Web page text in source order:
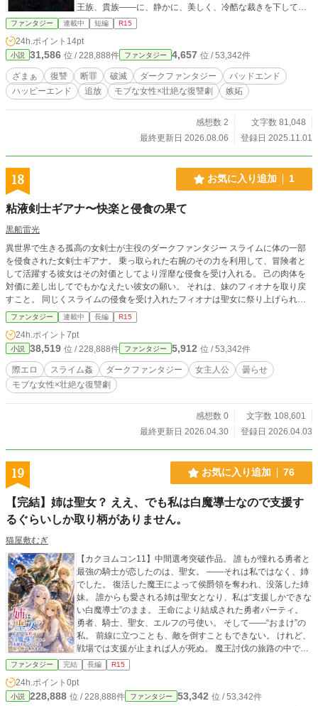
王族、貴族――に、静かに、美しく、冷酷な裁きを下してい
く。 これは、冤罪や迫害により追い詰められた弱者を守り、
誇り高く王都を裂く断罪の物語。 ＊お読みくださりありがと
うございます。 ブクマや評価くださった方、大変励みになり
ます。ありがとうございますm(_ _)m
ファンタジー 連載中 短編 R15
24h.ポイント 14pt
小説 31,586 位 / 228,888件 ファンタジー 4,657 位 / 53,342件
ざまぁ 復讐 断罪 破滅 ダークファンタジー
バッドエンド
ハッピーエンド
追放 モブな女性×壮絶な復讐劇 嫉妬
感想数 2
文字数 81,048
最終更新日 2026.08.06
登録日 2025.11.01
18 お気に入り追加 1
粘液剣士ギアナ〜快楽と侵食の果て
黒船雷光
異世界で生きる孤高の女剣士が主役のダークファンタジー スライムに体の一部
を侵食された女剣士ギアナ。 乗っ取られた右腕のその力を利用して、冒険者と
して活躍する彼女はその対価としてより淫靡な侵食を受け入れる。 己の肉体を
対価に差し出してでもかなえたい彼女の願い。 それは、妹のフィオナを取り戻
すこと。 同じくスライムの侵食を受け入れたフィオナは聖女に祭り上げられ、
王都の教会に囚われてその力を王侯貴族に搾取されていた。 世界は搾取と絶望
で練り上げられた甘い糞である。 身体を差し出し、淫靡な行為に侵食されるギ
アナは願いを叶えるのか、飲み込まれて堕ちるのか……
ファンタジー 連載中 長編 R15
24h.ポイント 7pt
小説 38,519 位 / 228,888件 ファンタジー 5,912 位 / 53,342件
際エロ スライム姦 ダークファンタジー 女主人公
曇らせ
モブな女性×壮絶な復讐劇
感想数 0
文字数 108,601
最終更新日 2026.04.30
登録日 2026.04.03
19 お気に入り追加 76
【完結】姉は聖女？ ええ、でも私は白魔導士なので支援す
るぐらいしか取り柄がありません。
猫屋敷むぎ
【カクヨムコン11】中間選考突破作品。 誰もが憧れる勇者と
最強の騎士が恋したのは、聖女。 ――それは私ではなく、姉
でした。 復活した魔王によって侯爵領を奪われ、没落した姉
妹。 誰からも愛される姉は聖女となり、私は“支援しかできな
い白魔導士”のまま。 王命により結成された勇者パーティ。
勇者、騎士、聖女、エルフの弓使い。 そして――“おまけ”の
私。 前線に立つことも、敵を倒すこともできない。 けれど、
戦場では支援が止まれば人が死ぬ。 魔王討伐の旅路の中で知
る、 百年前の英雄譚に隠された真実。 勇者と騎士、弓使い、
そして姉妹に絡みつく過去。 突きつけられる現実と、過酷な
選択。 輝く姉と英雄たちのすぐ隣で、 「支えるだけ」が役割
と思っていた少女は、何を選ぶのか。 これは、聖女の妹とし
ファンタジー 完結 長編 R15
24h.ポイント 0pt
小説 228,888 位 / 228,888件 ファンタジー 53,342 位 / 53,342件